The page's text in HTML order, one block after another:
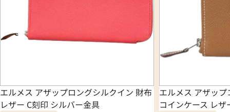
エルメス アザップロングシルクイン 財布
レザー C刻印 シルバー金具
エルメス アザッ
コインケース レ